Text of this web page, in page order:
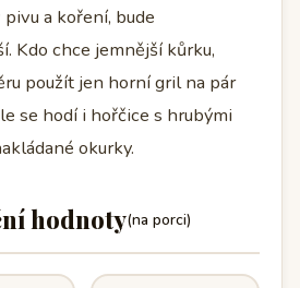
a koření, bude
Kdo chce jemnější kůrku,
použít jen horní gril na pár
se hodí i hořčice s hrubými
okurky.
hodnoty(na porci)